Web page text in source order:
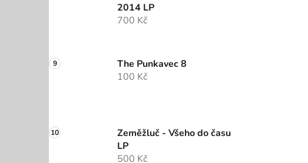
2014 LP
700 Kč
The Punkavec 8
100 Kč
Zeměžluč - Všeho do času
LP
500 Kč